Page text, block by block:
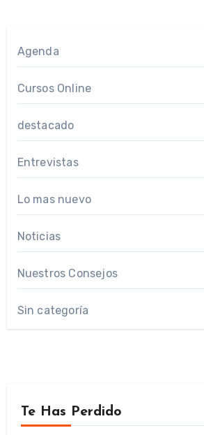
Agenda
Cursos Online
destacado
Entrevistas
Lo mas nuevo
Noticias
Nuestros Consejos
Sin categoría
Te Has Perdido